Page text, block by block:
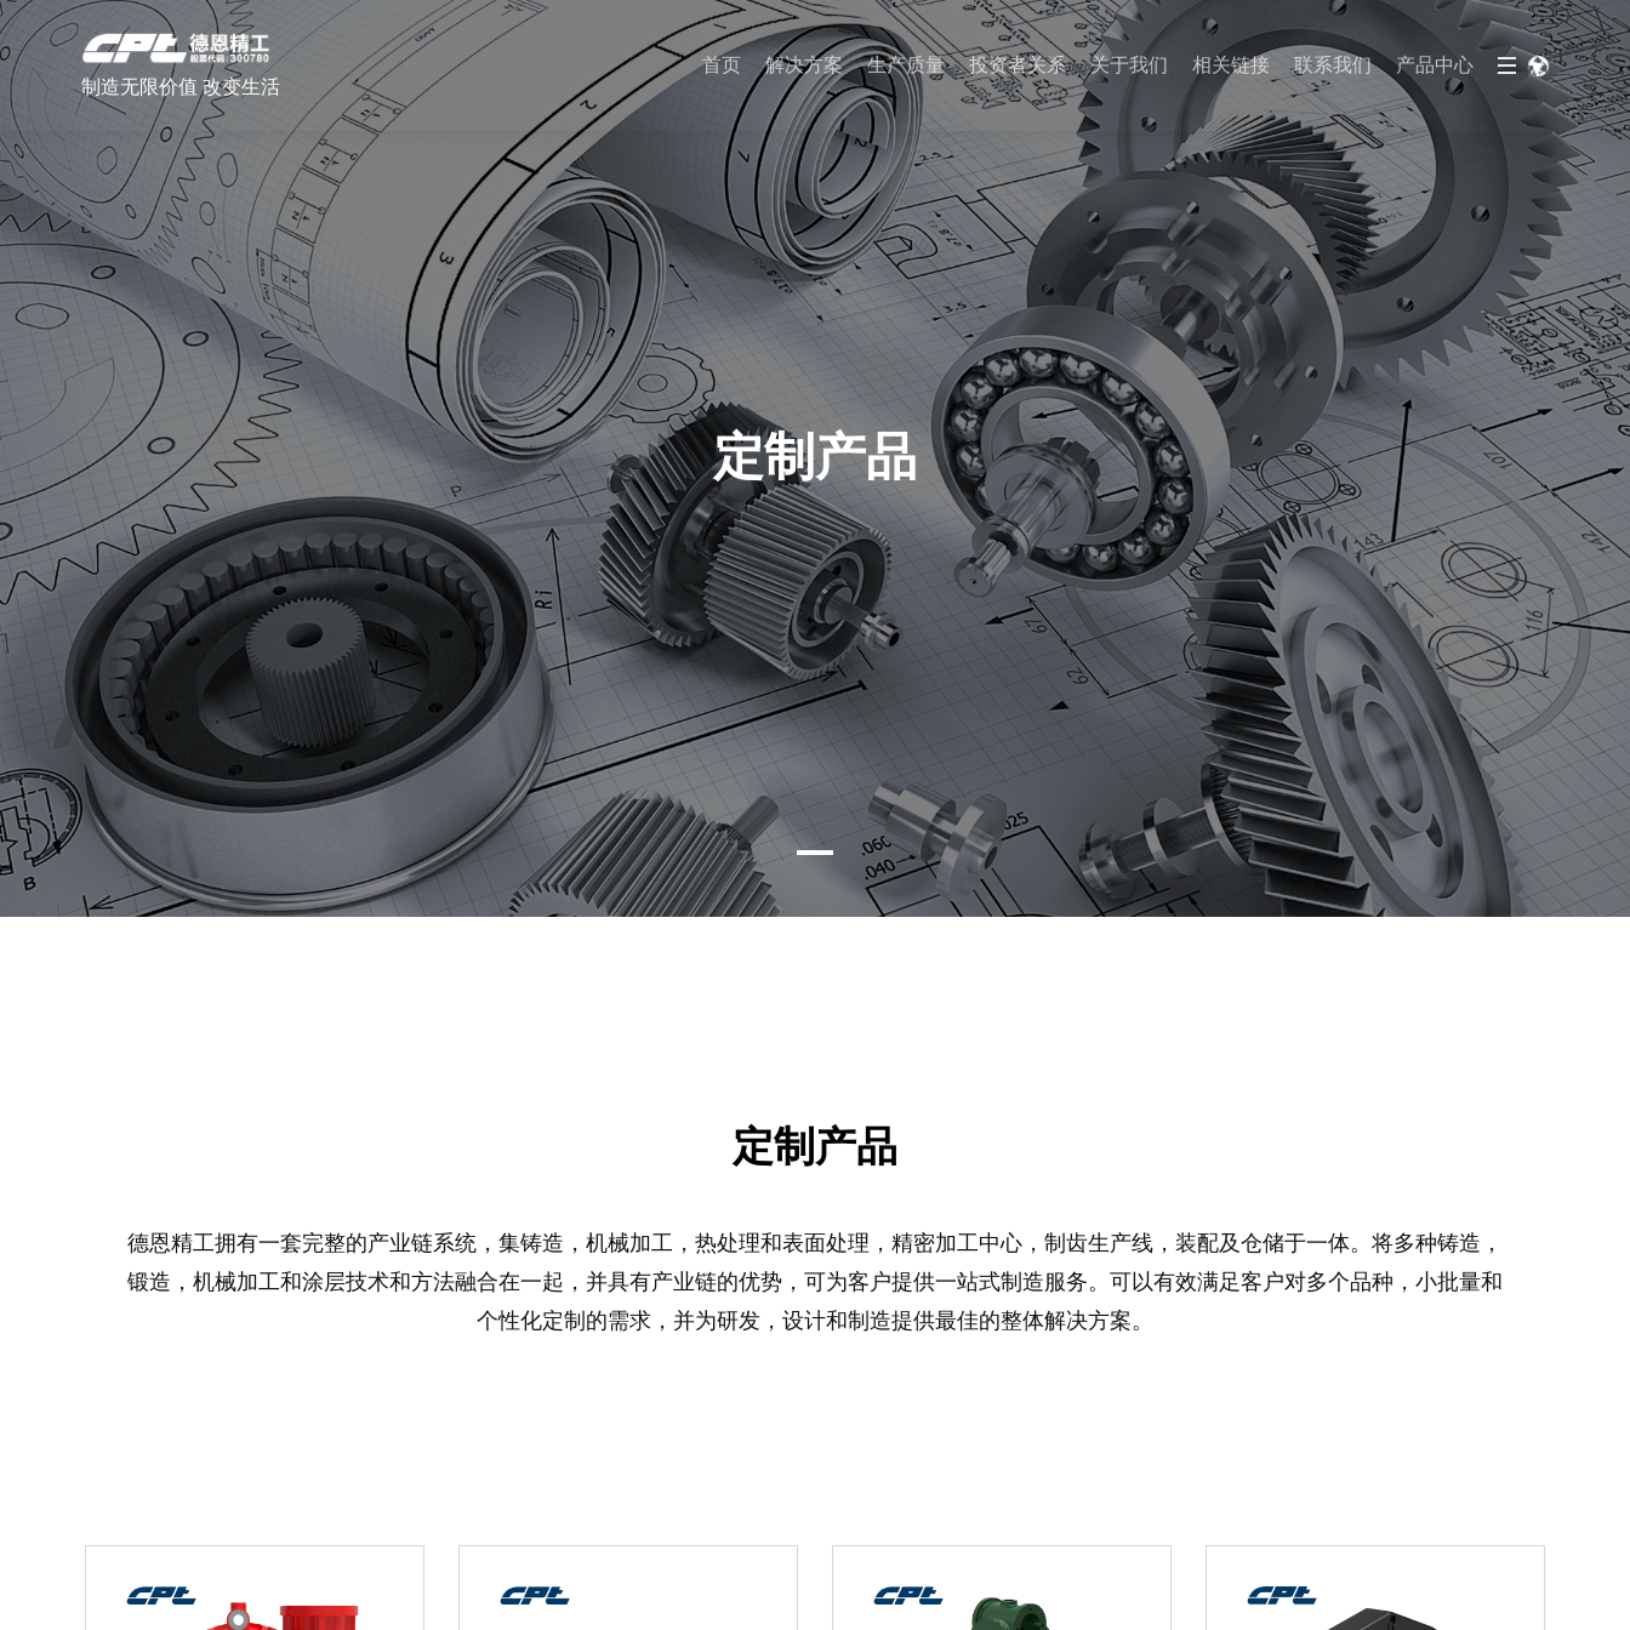
制造无限价值 改变生活
首页 解决方案 生产质量 投资者关系 关于我们 相关链接 联系我们 产品中心
定制产品
定制产品
德恩精工拥有一套完整的产业链系统，集铸造，机械加工，热处理和表面处理，精密加工中心，制齿生产线，装配及仓储于一体。将多种铸造，
锻造，机械加工和涂层技术和方法融合在一起，并具有产业链的优势，可为客户提供一站式制造服务。可以有效满足客户对多个品种，小批量和
个性化定制的需求，并为研发，设计和制造提供最佳的整体解决方案。